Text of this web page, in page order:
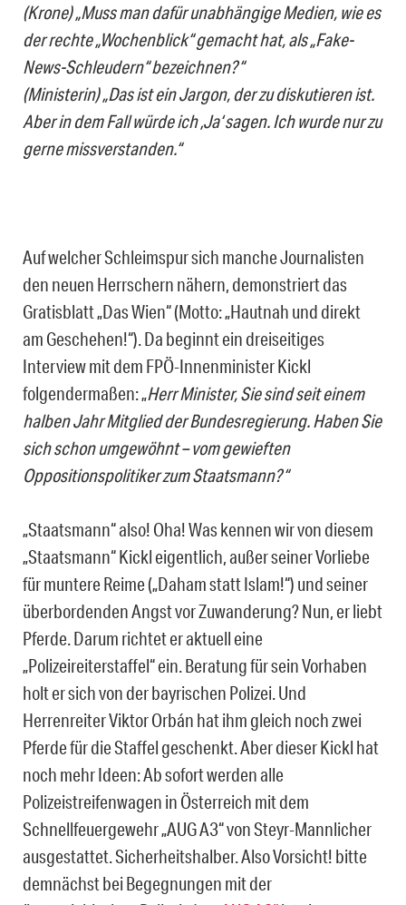
(Krone) „Muss man dafür unabhängige Medien, wie es
der rechte „Wochenblick“ gemacht hat, als „Fake-
News-Schleudern“ bezeichnen?“
(Ministerin) „Das ist ein Jargon, der zu diskutieren ist.
Aber in dem Fall würde ich ‚Ja‘ sagen. Ich wurde nur zu
gerne missverstanden.“
Auf welcher Schleimspur sich manche Journalisten
den neuen Herrschern nähern, demonstriert das
Gratisblatt „Das Wien“ (Motto: „Hautnah und direkt
am Geschehen!“). Da beginnt ein dreiseitiges
Interview mit dem FPÖ-Innenminister Kickl
folgendermaßen: „Herr Minister, Sie sind seit einem
halben Jahr Mitglied der Bundesregierung. Haben Sie
sich schon umgewöhnt – vom gewieften
Oppositionspolitiker zum Staatsmann?“
„Staatsmann“ also! Oha! Was kennen wir von diesem
„Staatsmann“ Kickl eigentlich, außer seiner Vorliebe
für muntere Reime („Daham statt Islam!“) und seiner
überbordenden Angst vor Zuwanderung? Nun, er liebt
Pferde. Darum richtet er aktuell eine
„Polizeireiterstaffel“ ein. Beratung für sein Vorhaben
holt er sich von der bayrischen Polizei. Und
Herrenreiter Viktor Orbán hat ihm gleich noch zwei
Pferde für die Staffel geschenkt. Aber dieser Kickl hat
noch mehr Ideen: Ab sofort werden alle
Polizeistreifenwagen in Österreich mit dem
Schnellfeuergewehr „AUG A3“ von Steyr-Mannlicher
ausgestattet. Sicherheitshalber. Also Vorsicht! bitte
demnächst bei Begegnungen mit der